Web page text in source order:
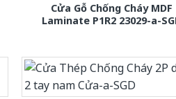
Cửa Gỗ Chống Cháy MDF
Laminate P1R2 23029-a-